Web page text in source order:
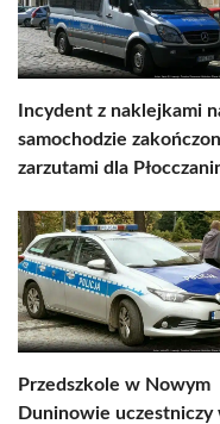
Incydent z naklejkami
samochodzie
zarzutami dla
Przedszkole w Nowym
Duninowie uczestniczy